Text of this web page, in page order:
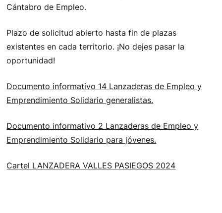
Cántabro de Empleo.
Plazo de solicitud abierto hasta fin de plazas
existentes en cada territorio. ¡No dejes pasar la
oportunidad!
Documento informativo 14 Lanzaderas de Empleo y
Emprendimiento Solidario generalistas.
Documento informativo 2 Lanzaderas de Empleo y
Emprendimiento Solidario para jóvenes.
Cartel LANZADERA VALLES PASIEGOS 2024